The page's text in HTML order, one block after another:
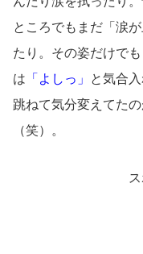
ところでもまだ「涙
たり。その姿だけで
は 「よしっ」
と気合
跳ねて気分変えてた
（笑）。